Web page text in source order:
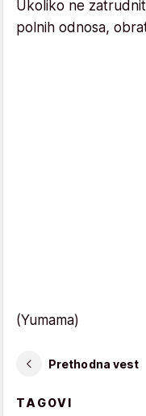
Ukoliko ne
polnih odnosa,
(Yumama)
Prethodna vest
TAGOVI